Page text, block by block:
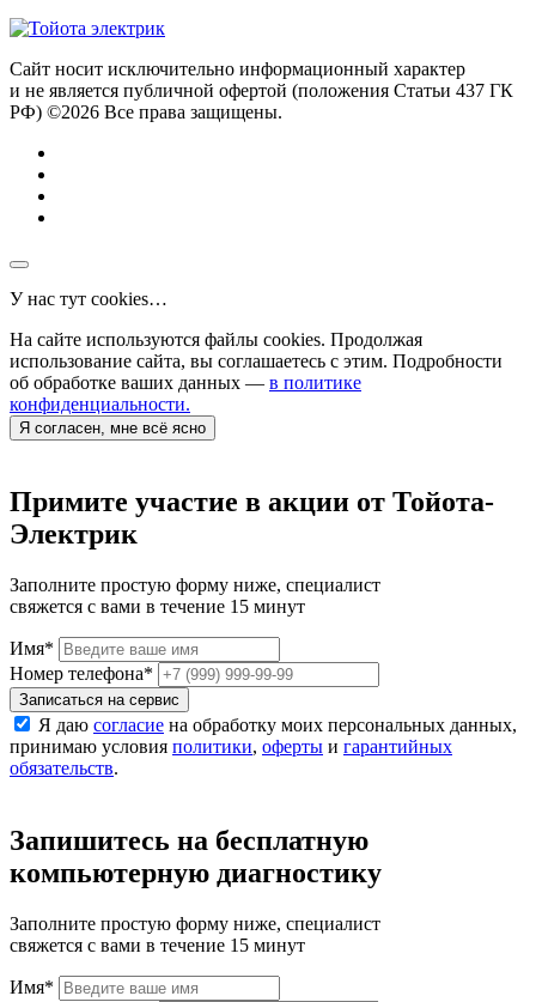
Сайт носит исключительно информационный характер
и не является публичной офертой (положения Статьи 437 ГК
РФ) ©2026 Все права защищены.
У нас тут cookies…
На сайте используются файлы cookies. Продолжая
использование сайта, вы соглашаетесь с этим. Подробности
об обработке ваших данных — в политике
конфиденциальности.
Я согласен, мне всё ясно
Примите участие в акции от Тойота-
Электрик
Заполните простую форму ниже, специалист
свяжется с вами в течение 15 минут
Имя*
Номер телефона*
Записаться на сервис
Я даю согласие на обработку моих персональных данных,
принимаю условия политики, оферты и гарантийных
обязательств.
Запишитесь на бесплатную
компьютерную диагностику
Заполните простую форму ниже, специалист
свяжется с вами в течение 15 минут
Имя*